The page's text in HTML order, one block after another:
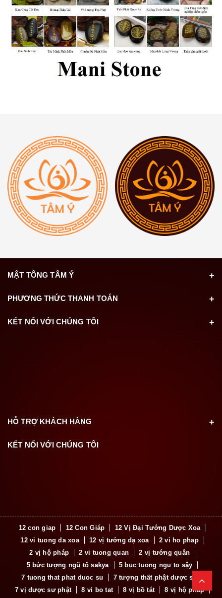
MẬT TÔNG TÂM Ý
PHƯƠNG THỨC THANH TOÁN
KẾT NỐI VỚI CHÚNG TÔI
HỖ TRỢ KHÁCH HÀNG
KẾT NỐI VỚI CHÚNG TÔI
12 con giap 12 Con Giáp
12 Vị Đại Tướng Dược Xoa
12 vi tuong da xoa
12 vị tướng dạ xoa
2 vi ho phap
2 vị hộ pháp
2 vi tuong quan
2 vị tướng quân
5 bức tượng ngũ tổ sakya
5 buc tuong ngu to sậy
7 tuong that phat duoc su
7 tượng thất phật dược sư
7 vị dược sư phật
8 vi bo tat 8 vị bồ tát 8 vị hộ pháp